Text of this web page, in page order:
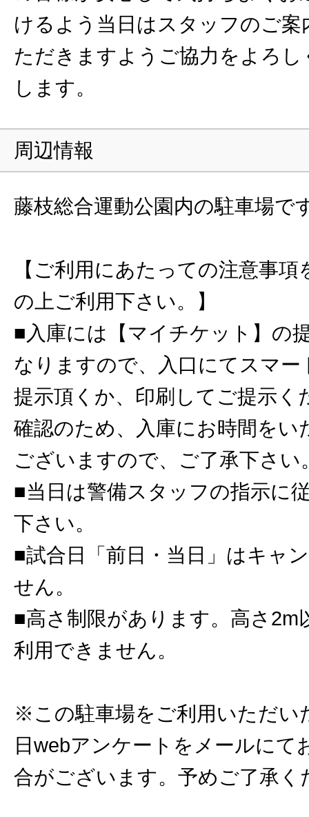
けるよう当日はスタッフのご案
ただきますようご協力をよろ
します。
周辺情報
藤枝総合運動公園内の駐車場で
【ご利用にあたっての注意事項
の上ご利用下さい。】
■入庫には【マイチケット】の
なりますので、入口にてスマー
提示頂くか、印刷してご提示く
確認のため、入庫にお時間をい
ございますので、ご了承下さい
■当日は警備スタッフの指示に
下さい。
■試合日「前日・当日」はキャ
せん。
■高さ制限があります。高さ2m
利用できません。
※この駐車場をご利用いただい
日webアンケートをメールにて
合がございます。予めご了承く